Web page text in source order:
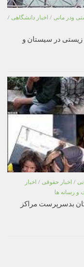
ودر مانی / اخبار دانشگاهی /
در سیستان و
/ اخبار حقوقی / اخبار
و رسانه ها
شد؛ ۲۷ درصد کودکان بدسرپرست مراکز